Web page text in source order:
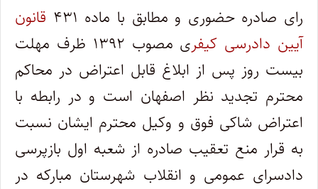
رای صادره حضوری و مطابق با ماده ۴۳۱
قانون
آیین دادرسی کیفر
ی مصوب ۱۳۹۲ ظرف مهلت
بیست روز پس از ابلاغ قابل اعتراض در محاکم
محترم تجدید نظر اصفهان است و در رابطه با
اعتراض شاکی فوق و وکیل محترم ایشان نسبت
به قرار منع تعقیب صادره از شعبه اول بازپرسی
دادسرای عمومی و انقلاب شهرستان مبارکه در